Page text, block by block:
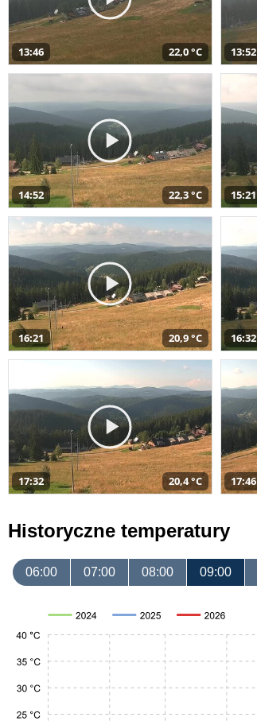
13:46 22,0 °C 13:52
14:52 22,3 °C 15:21
16:21 20,9 °C 16:32
17:32 20,4 °C 17:46
Historyczne temperatury
06:00 07:00 08:00 09:00